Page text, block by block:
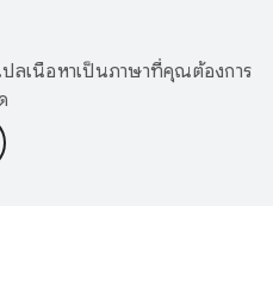
ลเนื้อหาเป็นภาษาที่คุณต้องการ